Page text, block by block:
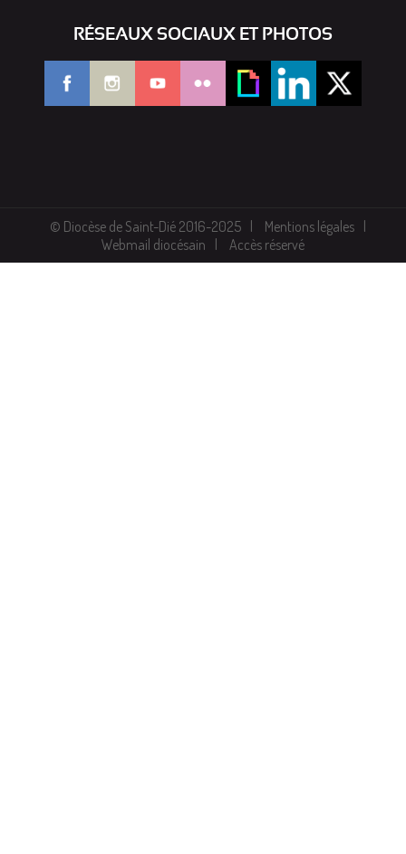
RÉSEAUX SOCIAUX ET PHOTOS
© Diocèse de Saint-Dié 2016-2025
Mentions légales
Webmail diocésain
Accès réservé